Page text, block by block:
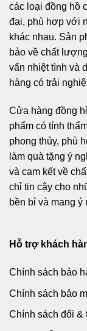
các loại đồng hồ
đại, phù hợp với
khác nhau. Sản
bảo về chất
vấn nhiệt tình và
hàng có trải
Cửa hàng đồng
phẩm có tính
phong thủy, phù
làm quà tặng ý
và cam kết về
chỉ tin cậy cho
bền bỉ và mang ý
Hỗ trợ khách
Chính sách bảo
Chính sách bảo
Chính sách đổi &